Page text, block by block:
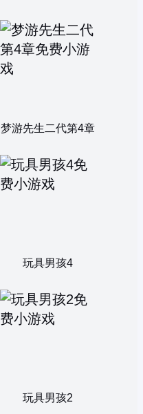
梦游先生二代第4章
玩具男孩4
玩具男孩2